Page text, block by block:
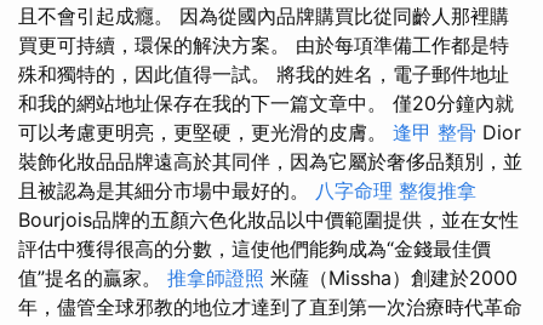
且不會引起成癮。 因為從國內品牌購買比從同齡人那裡購
買更可持續，環保的解決方案。 由於每項準備工作都是特
殊和獨特的，因此值得一試。 將我的姓名，電子郵件地址
和我的網站地址保存在我的下一篇文章中。 僅20分鐘內就
可以考慮更明亮，更堅硬，更光滑的皮膚。 逢甲 整骨 Dior
裝飾化妝品品牌遠高於其同伴，因為它屬於奢侈品類別，並
且被認為是其細分市場中最好的。 八字命理 整復推拿
Bourjois品牌的五顏六色化妝品以中價範圍提供，並在女性
評估中獲得很高的分數，這使他們能夠成為“金錢最佳價
值”提名的贏家。 推拿師證照 米薩（Missha）創建於2000
年，儘管全球邪教的地位才達到了直到第一次治療時代革命